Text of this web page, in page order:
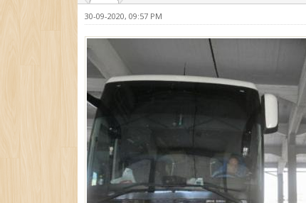
30-09-2020, 09:57 PM